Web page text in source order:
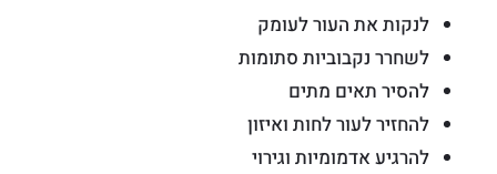
לנקות את העור לעומק
לשחרר נקבוביות סתומות
להסיר תאים מתים
להחזיר לעור לחות ואיזון
להרגיע אדמומיות וגירוי